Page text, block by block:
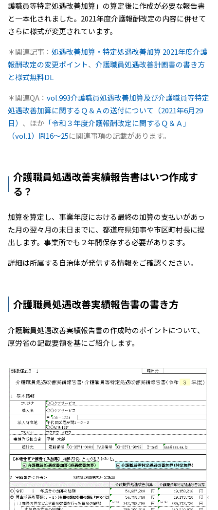
護職員等特定処遇改善加算」の算定後に作成が必要な報告書
と一本化されました。2021年度介護報酬改定の内容に併せて
さらに様式が変更されています。
＊関連記事： 処遇改善加算・特定処遇改善加算 2021年度介護
報酬改定の変更ポイント、 介護職員処遇改善計画書の書き方
と様式無料DL
＊関連QA： vol.993介護職員処遇改善加算及び介護職員等特定
処遇改善加算に関するＱ＆Ａの送付について（2021年6月29
日） 、ほか 「令和３年度介護報酬改定に関するＱ＆Ａ」
（vol.1）問16～25に関連事項の記載があります。
介護職員処遇改善実績報告書はいつ作成す
る？
加算を算定し、事業年度における最終の加算の支払いがあっ
た月の翌々月の末日までに、都道府県知事や市区町村長に提
出します。事業所でも２年間保存する必要があります。
詳細は所属する自治体が発信する情報をご確認ください。
介護職員処遇改善実績報告書の書き方
介護職員処遇改善実績報告書の作成時のポイントについて、
厚労省の記載要領を基にご紹介します。